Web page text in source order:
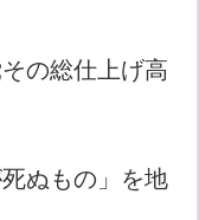
の総仕上げ高
ぬもの」を地